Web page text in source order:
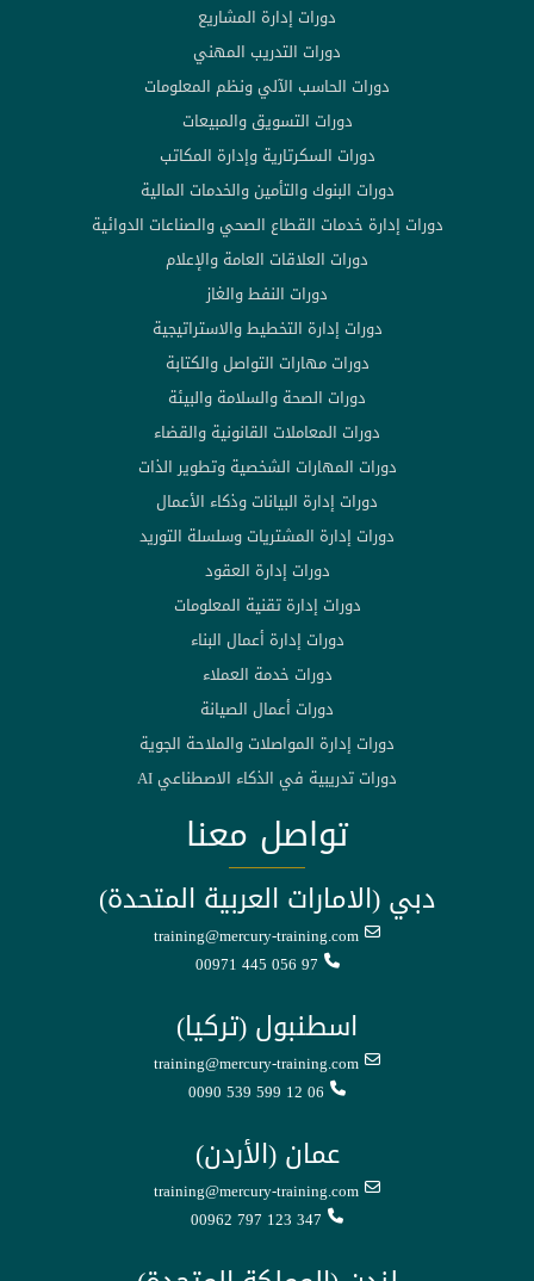
دورات إدارة المشاريع
دورات التدريب المهني
دورات الحاسب الآلي ونظم المعلومات
دورات التسويق والمبيعات
دورات السكرتارية وإدارة المكاتب
دورات البنوك والتأمين والخدمات المالية
دورات إدارة خدمات القطاع الصحي والصناعات الدوائية
دورات العلاقات العامة والإعلام
دورات النفط والغاز
دورات إدارة التخطيط والاستراتيجية
دورات مهارات التواصل والكتابة
دورات الصحة والسلامة والبيئة
دورات المعاملات القانونية والقضاء
دورات المهارات الشخصية وتطوير الذات
دورات إدارة البيانات وذكاء الأعمال
دورات إدارة المشتريات وسلسلة التوريد
دورات إدارة العقود
دورات إدارة تقنية المعلومات
دورات إدارة أعمال البناء
دورات خدمة العملاء
دورات أعمال الصيانة
دورات إدارة المواصلات والملاحة الجوية
دورات تدريبية في الذكاء الاصطناعي AI
تواصل معنا
دبي (الامارات العربية المتحدة)
training@mercury-training.com
00971 445 056 97
اسطنبول (تركيا)
training@mercury-training.com
0090 539 599 12 06
عمان (الأردن)
training@mercury-training.com
00962 797 123 347